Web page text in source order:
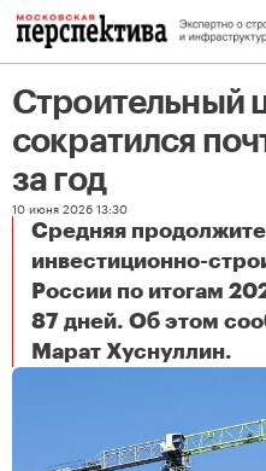
Строительный
сократился
за год
10 июня 2026 13:30
Средняя
инвестиционно-
России по итогам
87 дней. Об этом
Марат Хуснуллин.